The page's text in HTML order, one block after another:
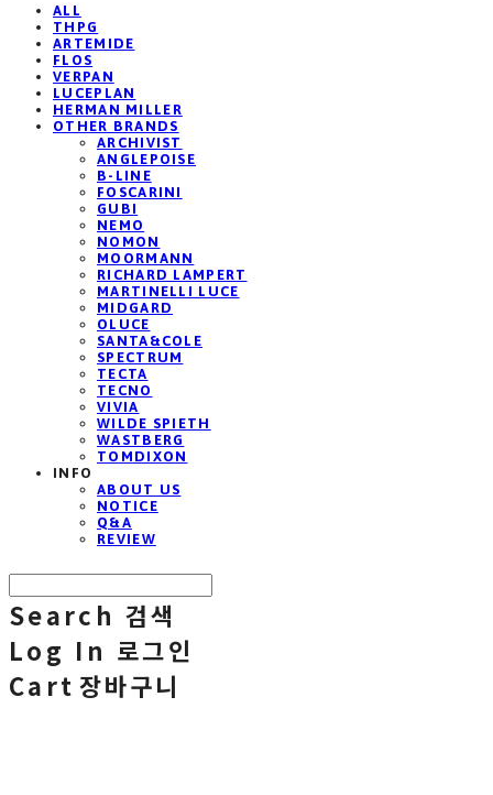
ALL
THPG
ARTEMIDE
FLOS
VERPAN
LUCEPLAN
HERMAN MILLER
OTHER BRANDS
ARCHIVIST
ANGLEPOISE
B-LINE
FOSCARINI
GUBI
NEMO
NOMON
MOORMANN
RICHARD LAMPERT
MARTINELLI LUCE
MIDGARD
OLUCE
SANTA&COLE
SPECTRUM
TECTA
TECNO
VIVIA
WILDE SPIETH
WASTBERG
TOMDIXON
INFO
ABOUT US
NOTICE
Q&A
REVIEW
Search 검색
Log In 로그인
Cart 장바구니